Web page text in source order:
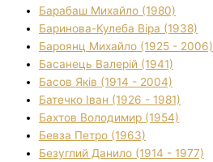
Барабаш Михайло (1980)
Баринова-Кулеба Віра (1938)
Бароянц Михайло (1925 - 2006)
Басанець Валерій (1941)
Басов Яків (1914 - 2004)
Батечко Іван (1926 - 1981)
Бахтов Володимир (1954)
Бевза Петро (1963)
Безуглий Данило (1914 - 1977)